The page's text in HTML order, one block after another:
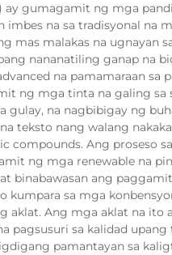
ay gumagamit ng mga
imbes na sa tradisyonal na
mas malakas na ugnayan
nananatiling ganap na
na pamamaraan sa
ng mga tinta na galing sa
gulay, na nagbibigay ng
teksto nang walang
compounds. Ang proseso
ng mga renewable na
binabawasan ang
kumpara sa mga
aklat. Ang mga aklat na ito
pagsusuri sa kalidad
pamantayan sa